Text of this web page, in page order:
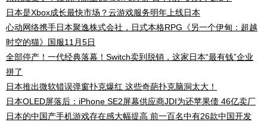
日本是Xbox成长最快市场？云游戏服务明年上线日本
心动网络携手日本聚逸株式会社，日式本格RPG《另一个伊甸：超越
时空的猫》国服11月5日
全部停产！一代经典落幕！Switch卖到脱销，这家日本“最有钱”企业
拼了
日本推出微软错误弹窗扑克爆红 这些奇葩扑克脑洞太大！
日本OLED屏落后：iPhone SE2屏幕供应商JDI为还苹果债 46亿卖厂
日本的中国产手机游戏存在感大幅提高 前一百名中有26款中国开发